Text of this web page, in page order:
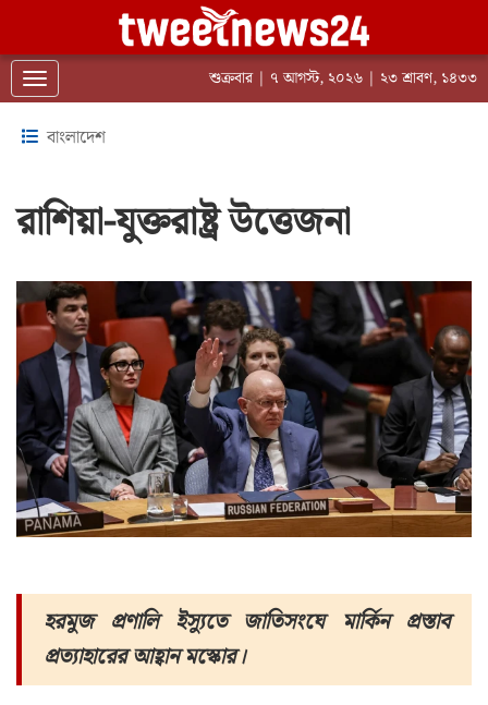
Toggle navigation শুক্রবার | ৭ আগস্ট, ২০২৬ | ২৩ শ্রাবণ, ১৪৩৩
বাংলাদেশ
রাশিয়া-যুক্তরাষ্ট্র উত্তেজনা
হরমুজ প্রণালি ইস্যুতে জাতিসংঘে মার্কিন প্রস্তাব
প্রত্যাহারের আহ্বান মস্কোর।